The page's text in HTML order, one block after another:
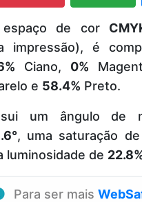
espaço de cor
impressão), é
Ciano, 0%
e 58.4% Preto.
um ângulo de
, uma saturação de
luminosidade de
Para ser mais